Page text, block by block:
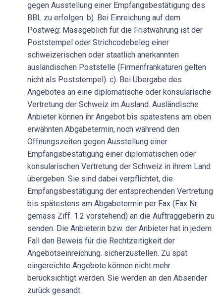
gegen Ausstellung einer Empfangsbestätigung des
BBL zu erfolgen. b). Bei Einreichung auf dem
Postweg: Massgeblich für die Fristwahrung ist der
Poststempel oder Strichcodebeleg einer
schweizerischen oder staatlich anerkannten
ausländischen Poststelle (Firmenfrankaturen gelten
nicht als Poststempel). c). Bei Übergabe des
Angebotes an eine diplomatische oder konsularische
Vertretung der Schweiz im Ausland. Ausländische
Anbieter können ihr Angebot bis spätestens am oben
erwähnten Abgabetermin, noch während den
Öffnungszeiten gegen Ausstellung einer
Empfangsbestätigung einer diplomatischen oder
konsularischen Vertretung der Schweiz in ihrem Land
übergeben. Sie sind dabei verpflichtet, die
Empfangsbestätigung der entsprechenden Vertretung
bis spätestens am Abgabetermin per Fax (Fax Nr.
gemäss Ziff. 1.2 vorstehend) an die Auftraggeberin zu
senden. Die Anbieterin bzw. der Anbieter hat in jedem
Fall den Beweis für die Rechtzeitigkeit der
Angebotseinreichung. sicherzustellen. Zu spät
eingereichte Angebote können nicht mehr
berücksichtigt werden. Sie werden an den Absender
zurück gesandt.